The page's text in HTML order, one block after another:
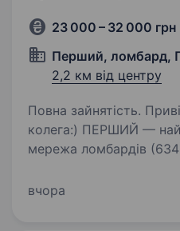
23 000 – 32 000 грн
Перший, ломбард,
2,2 км від центру
Повна зайнятість. Привіт, наш майбутній
колега:) ПЕРШИЙ — найбільша в Україні
мережа ломбардів (634
отримати різні
вчора